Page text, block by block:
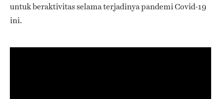
untuk beraktivitas selama terjadinya pandemi Covid-19
ini.